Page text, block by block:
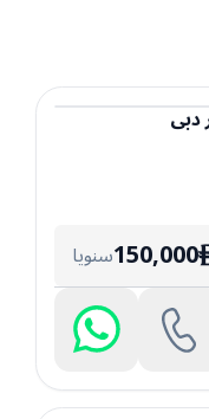
دبي
150,000سنويا